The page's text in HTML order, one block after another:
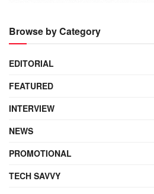
Browse by Category
EDITORIAL
FEATURED
INTERVIEW
NEWS
PROMOTIONAL
TECH SAVVY